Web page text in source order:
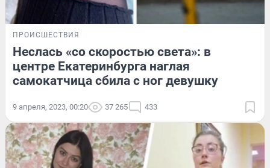
ПРОИСШЕСТВИЯ
Неслась «со скоростью света»: в
центре Екатеринбурга наглая
самокатчица сбила с ног девушку
9 апреля, 2023, 00:20 37 265 433